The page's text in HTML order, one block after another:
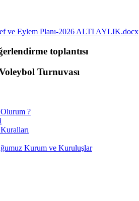
ve Eylem Planı-2026 ALTI AYLIK.docx
toplantısı
Turnuvası
?
Kurum ve Kuruluşlar